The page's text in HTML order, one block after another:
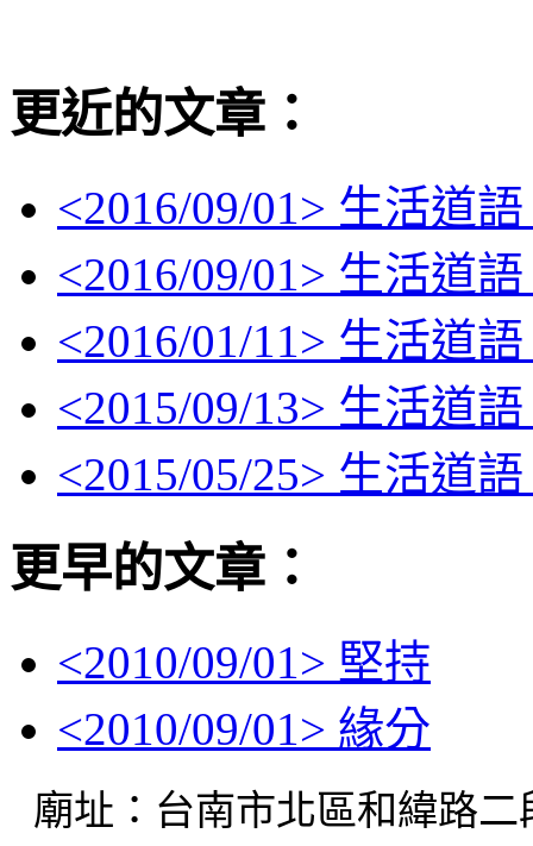
更近的文章：
<2016/09/01> 生活道
<2016/09/01> 生活道
<2016/01/11> 生活道
<2015/09/13> 生活道
<2015/05/25> 生活道
更早的文章：
<2010/09/01> 堅持
<2010/09/01> 緣分
廟址：台南市北區和緯路二